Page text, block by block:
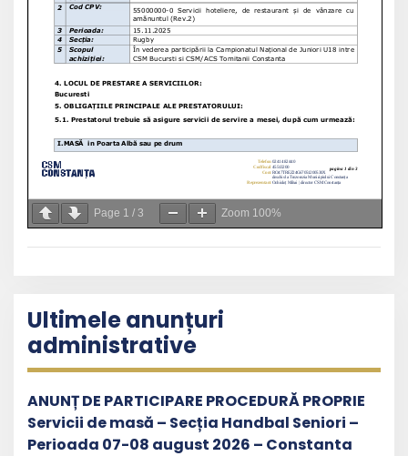
Page 1 / 3 Zoom 100%
Ultimele anunțuri
administrative
ANUNȚ DE PARTICIPARE PROCEDURĂ PROPRIE
Servicii de masă – Secția Handbal Seniori –
Perioada 07-08 august 2026 – Constanta